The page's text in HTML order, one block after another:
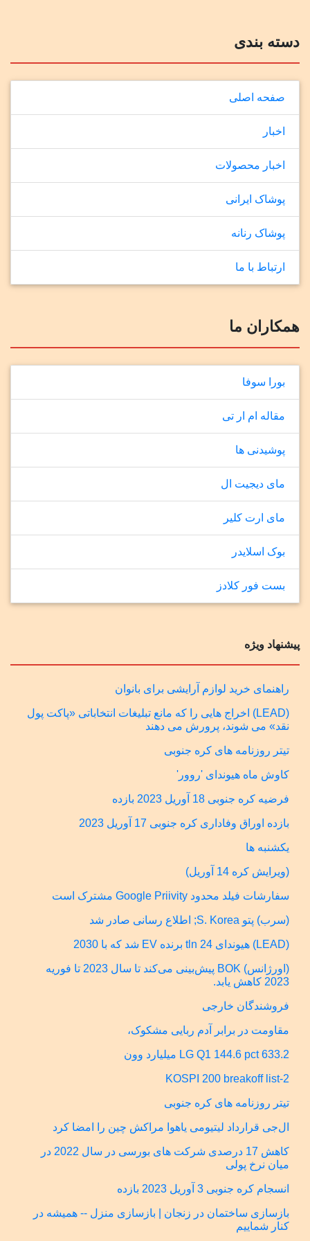
دسته بندی
صفحه اصلی
اخبار
اخبار محصولات
پوشاک ایرانی
پوشاک رنانه
ارتباط با ما
همکاران ما
بورا سوفا
مقاله ام ار تی
پوشیدنی ها
مای دیجیت ال
مای ارت کلیر
بوک اسلایدر
بست فور کلادز
پیشنهاد ویژه
راهنمای خرید لوازم آرایشی برای بانوان
(LEAD) اخراج هایی را که مانع تبلیغات انتخاباتی «پاکت پول
نقد» می شوند، پرورش می دهند
تیتر روزنامه های کره جنوبی
کاوش ماه هیوندای 'روور'
فرضیه کره جنوبی 18 آوریل 2023 بازده
بازده اوراق وفاداری کره جنوبی 17 آوریل 2023
یکشنبه ها
(ویرایش کره 14 آوریل)
سفارشات فیلد محدود Google Priivity مشترک است
(سرب) پتو S. Korea; اطلاع رسانی صادر شد
(LEAD) هیوندای 24 tln برنده EV شد که با 2030
(اورژانس) BOK پیش‌بینی می‌کند تا سال 2023 تا فوریه
2023 کاهش یابد.
فروشندگان خارجی
مقاومت در برابر آدم ربایی مشکوک،
LG Q1 144.6 pct 633.2 میلیارد وون
KOSPI 200 breakoff list-2
تیتر روزنامه های کره جنوبی
ال‌جی قرارداد لیتیومی یاهوا مراکش چین را امضا کرد
کاهش 17 درصدی شرکت های بورسی در سال 2022 در
میان نرخ پولی
انسجام کره جنوبی 3 آوریل 2023 بازده
بازسازی ساختمان در زنجان | بازسازی منزل -- همیشه در
کنار شماییم